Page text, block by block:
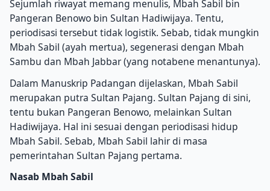
Sejumlah riwayat memang menulis, Mbah Sabil bin
Pangeran Benowo bin Sultan Hadiwijaya. Tentu,
periodisasi tersebut tidak logistik. Sebab, tidak mungkin
Mbah Sabil (ayah mertua), segenerasi dengan Mbah
Sambu dan Mbah Jabbar (yang notabene menantunya).
Dalam Manuskrip Padangan dijelaskan, Mbah Sabil
merupakan putra Sultan Pajang. Sultan Pajang di sini,
tentu bukan Pangeran Benowo, melainkan Sultan
Hadiwijaya. Hal ini sesuai dengan periodisasi hidup
Mbah Sabil. Sebab, Mbah Sabil lahir di masa
pemerintahan Sultan Pajang pertama.
Nasab Mbah Sabil